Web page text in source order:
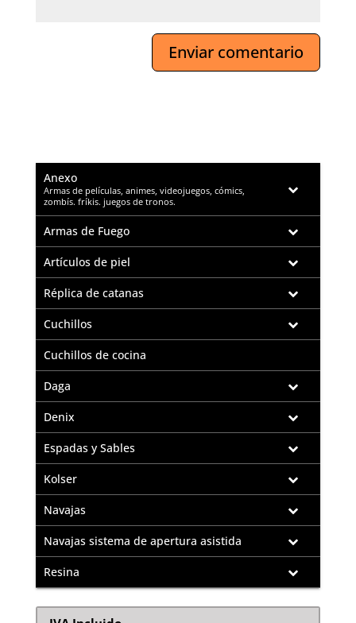
Anexo
–
Armas de películas, animes, videojuegos, cómics,
zombís. fríkis. juegos de tronos.
Armas de Fuego
Artículos de piel
Réplica de catanas
Cuchillos
Cuchillos de cocina
Daga
Denix
Espadas y Sables
Kolser
Navajas
Navajas sistema de apertura asistida
Resina